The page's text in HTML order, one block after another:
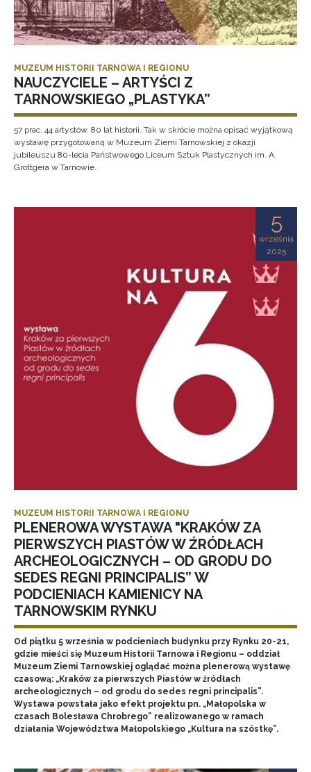
MUZEUM HISTORII TARNOWA I REGIONU
NAUCZYCIELE – ARTYŚCI Z
TARNOWSKIEGO „PLASTYKA”
57 prac. 44 artystów. 80 lat historii. Tak w skrócie można opisać wyjątkową
wystawę przygotowaną w Muzeum Ziemi Tarnowskiej z okazji
jubileuszu 80-lecia Państwowego Liceum Sztuk Plastycznych im. A.
Grottgera w Tarnowie.
5
września
2025
MUZEUM HISTORII TARNOWA I REGIONU
PLENEROWA WYSTAWA "KRAKÓW ZA
PIERWSZYCH PIASTÓW W ŹRÓDŁACH
ARCHEOLOGICZNYCH – OD GRODU DO
SEDES REGNI PRINCIPALIS” W
PODCIENIACH KAMIENICY NA
TARNOWSKIM RYNKU
Od piątku 5 września w podcieniach budynku przy Rynku 20-21,
gdzie mieści się Muzeum Historii Tarnowa i Regionu – oddział
Muzeum Ziemi Tarnowskiej oglądać można plenerową wystawę
czasową: „Kraków za pierwszych Piastów w źródłach
archeologicznych – od grodu do sedes regni principalis”.
Wystawa powstała jako efekt projektu pn. „Małopolska w
czasach Bolesława Chrobrego” realizowanego w ramach
działania Województwa Małopolskiego „Kultura na szóstkę”.